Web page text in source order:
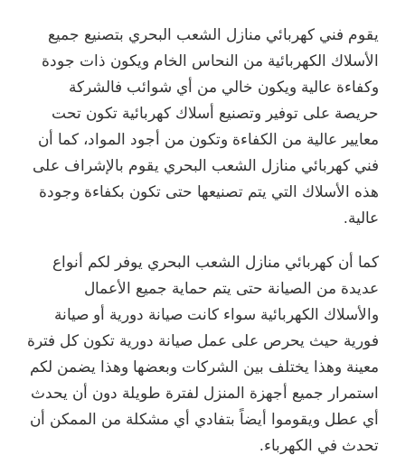
يقوم فني كهربائي منازل الشعب البحري بتصنيع جميع
الأسلاك الكهربائية من النحاس الخام ويكون ذات جودة
وكفاءة عالية ويكون خالي من أي شوائب فالشركة
حريصة على توفير وتصنيع أسلاك كهربائية تكون تحت
معايير عالية من الكفاءة وتكون من أجود المواد، كما أن
فني كهربائي منازل الشعب البحري يقوم بالإشراف على
هذه الأسلاك التي يتم تصنيعها حتى تكون بكفاءة وجودة
عالية.
كما أن كهربائي منازل الشعب البحري يوفر لكم أنواع
عديدة من الصيانة حتى يتم حماية جميع الأعمال
والأسلاك الكهربائية سواء كانت صيانة دورية أو صيانة
فورية حيث يحرص على عمل صيانة دورية تكون كل فترة
معينة وهذا يختلف بين الشركات وبعضها وهذا يضمن لكم
استمرار جميع أجهزة المنزل لفترة طويلة دون أن يحدث
أي عطل ويقوموا أيضاً بتفادي أي مشكلة من الممكن أن
تحدث في الكهرباء.